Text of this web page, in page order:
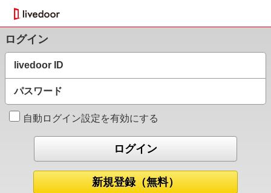
ログイン
livedoor ID
パスワード
自動ログイン設定を有効にする
新規登録（無料）